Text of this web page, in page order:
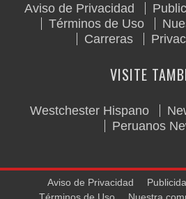
Aviso de Privacidad
Términos de Uso
Carreras
VISITE
Westchester Hispano
Peruanos
Aviso de Privacidad